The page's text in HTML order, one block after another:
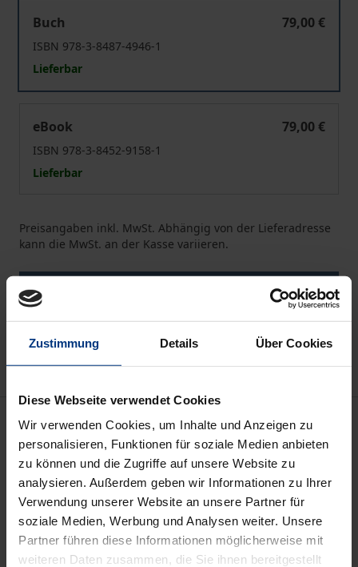
Zustimmung Details Über Cookies
Diese Webseite verwendet Cookies
Wir verwenden Cookies, um Inhalte und Anzeigen zu
personalisieren, Funktionen für soziale Medien anbieten
zu können und die Zugriffe auf unsere Website zu
analysieren. Außerdem geben wir Informationen zu Ihrer
Verwendung unserer Website an unsere Partner für
soziale Medien, Werbung und Analysen weiter. Unsere
Partner führen diese Informationen möglicherweise mit
weiteren Daten zusammen, die Sie ihnen bereitgestellt
Buch
79,00 €
ISBN 978-3-8487-4946-1
Lieferbar
eBook
79,00 €
ISBN 978-3-8452-9158-1
Lieferbar
Preisangaben inkl. MwSt. Abhängig von der Lieferadresse
kann die MwSt. an der Kasse variieren.
Hinweise zu Versandkosten
Beschreibung
Dieser Band beschäftigt sich mit der Frage, wie
israelbezogener Antisemitismus im Online-
Kommentarbereich von Qualitätsmedien sprachlich
vermittelt wird. Hierfür wurde eine
korpuslinguistische Analyse von mehr als 6.000